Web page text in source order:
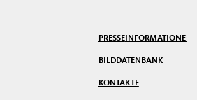
PRESSEINFORMATIONEN
BILDDATENBANK
KONTAKTE